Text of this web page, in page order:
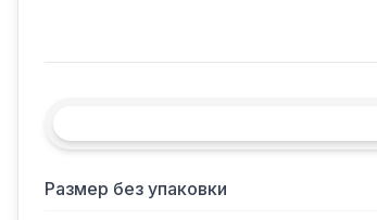
Размер без упаковки